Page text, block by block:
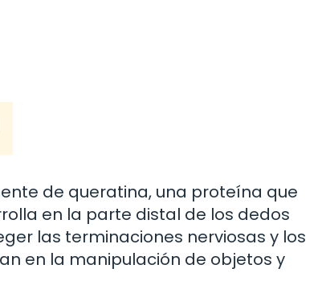
de queratina, una proteína que
en la parte distal de los dedos
las terminaciones nerviosas y los
en la manipulación de objetos y